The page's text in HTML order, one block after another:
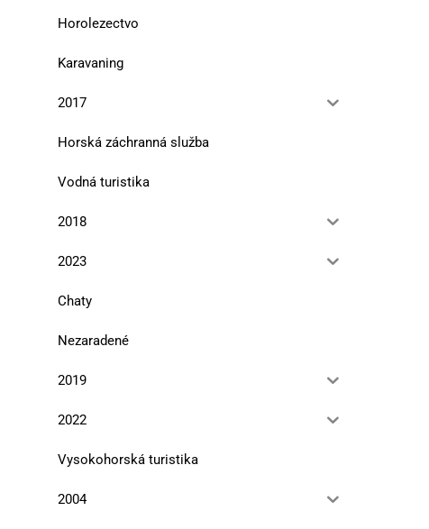
10. novembra 2025
Horolezectvo
Karavaning
2017
Horská záchranná služba
Vodná turistika
2018
2023
Chaty
Nezaradené
2019
2022
Vysokohorská turistika
2004